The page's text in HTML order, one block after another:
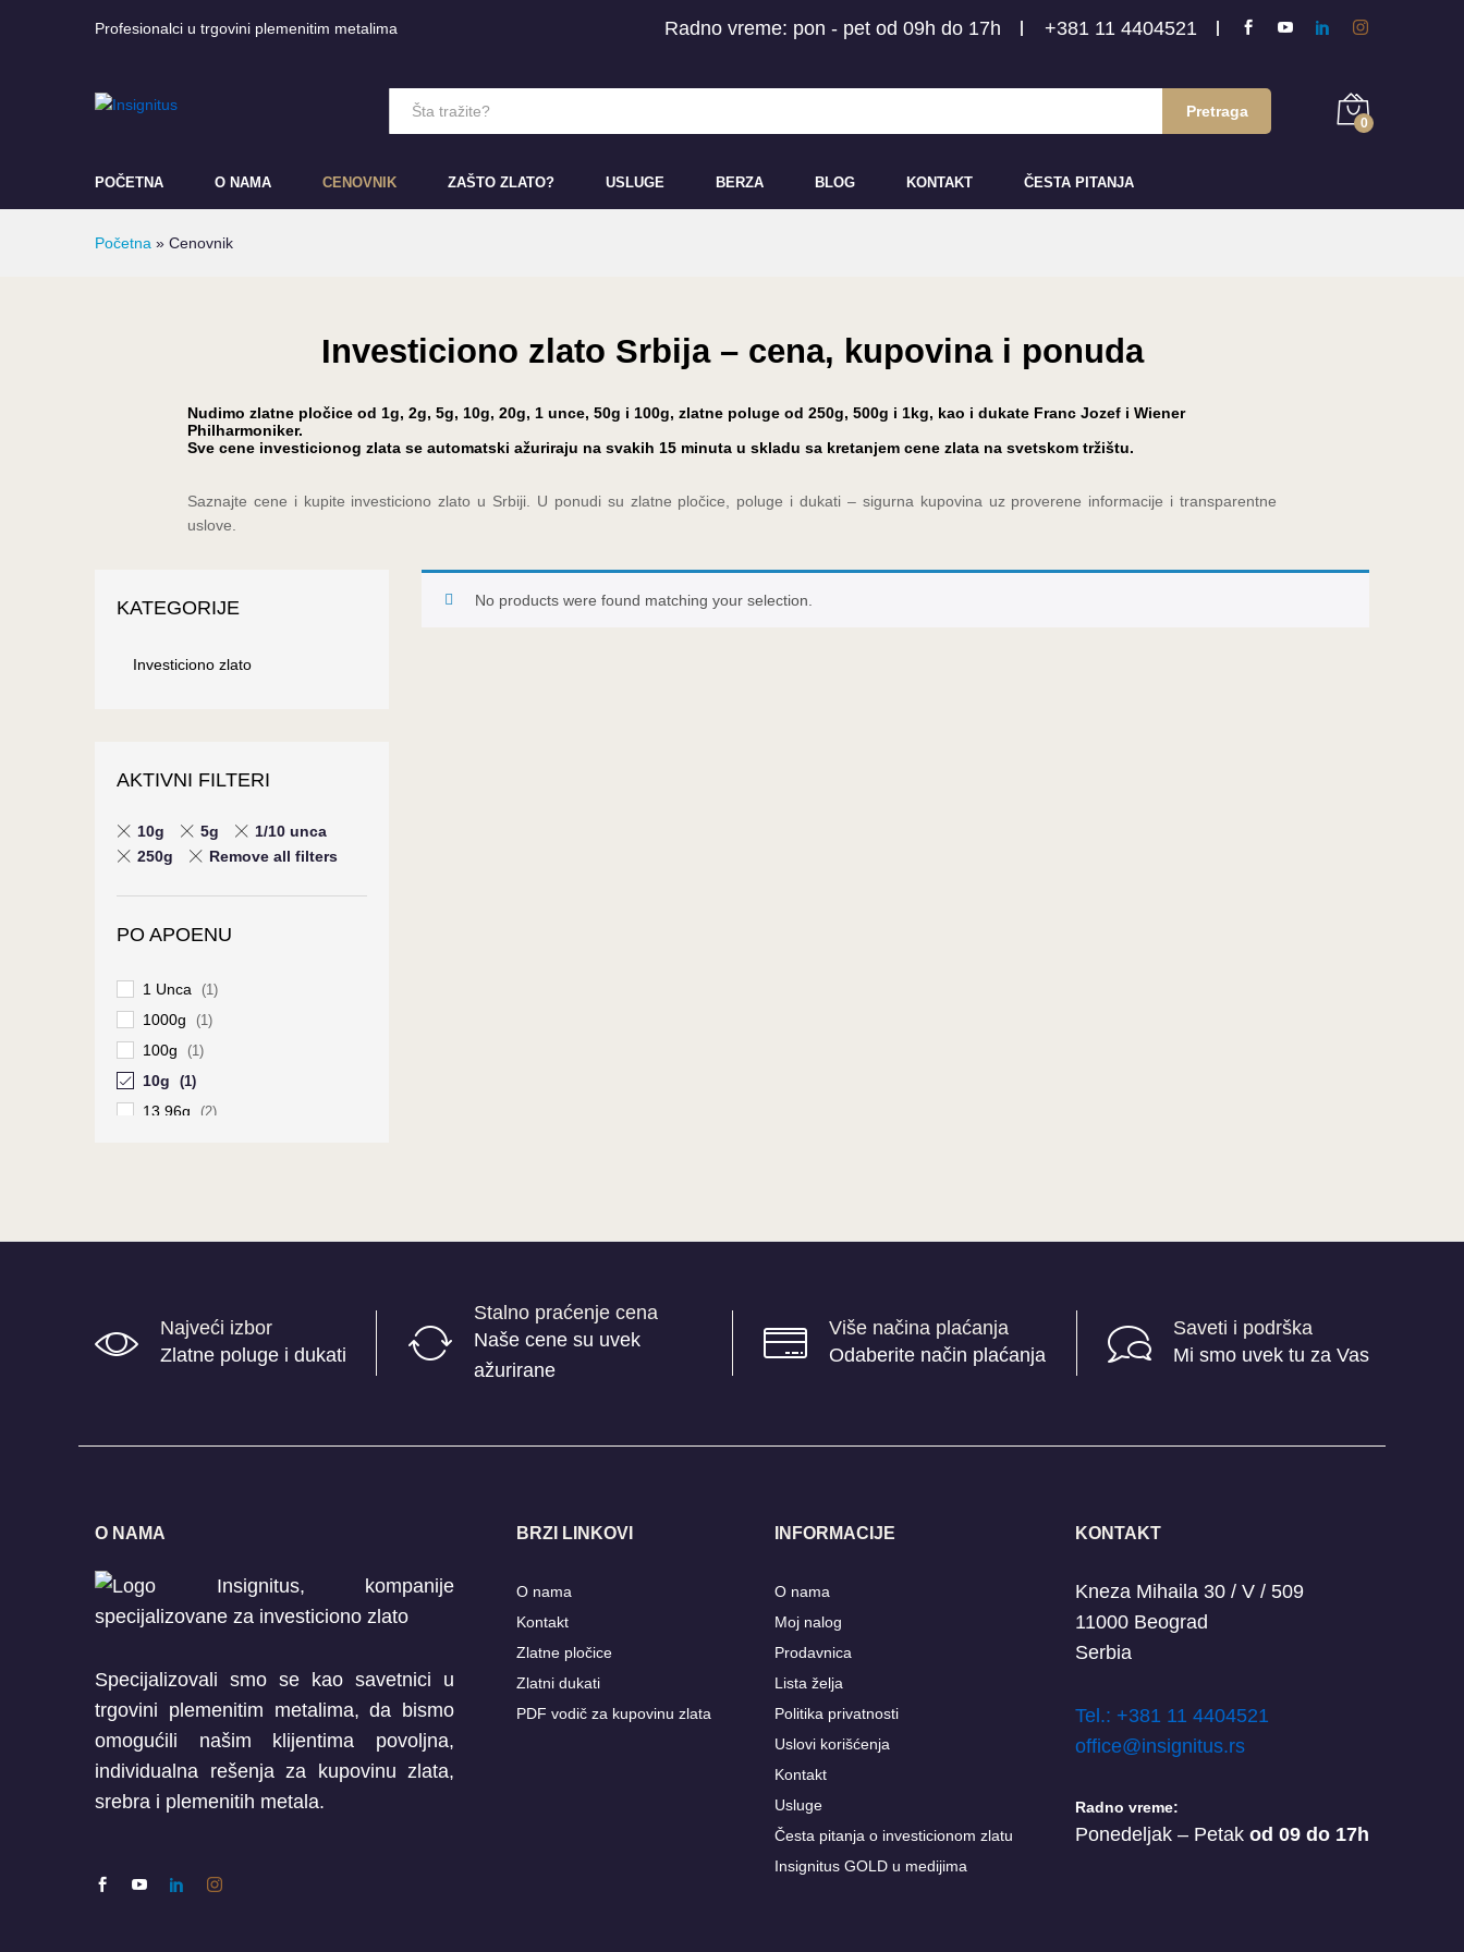
Profesionalci u trgovini plemenitim metalima Radno vreme: pon - pet od 09h do 17h +381 11 4404521
Pretraga
0
POČETNA O NAMA CENOVNIK ZAŠTO ZLATO? USLUGE BERZA BLOG KONTAKT ČESTA PITANJA
Početna » Cenovnik
Investiciono zlato Srbija – cena, kupovina i ponuda
Nudimo zlatne pločice od 1g, 2g, 5g, 10g, 20g, 1 unce, 50g i 100g, zlatne poluge od 250g, 500g i 1kg, kao i dukate Franc Jozef i Wiener
Philharmoniker.
Sve cene investicionog zlata se automatski ažuriraju na svakih 15 minuta u skladu sa kretanjem cene zlata na svetskom tržištu.
Saznajte cene i kupite investiciono zlato u Srbiji. U ponudi su zlatne pločice, poluge i dukati – sigurna kupovina uz proverene informacije i transparentne
uslove.
No products were found matching your selection.
KATEGORIJE
Investiciono zlato
AKTIVNI FILTERI
10g 5g
1/10 unca
250g
Remove all filters
PO APOENU
1 Unca (1)
1000g (1)
100g (1)
10g (1)
13.96g (2)
50g (1)
(1)
Najveći izbor
Zlatne poluge i dukati
Stalno praćenje cena
Naše cene su uvek
ažurirane
Više načina plaćanja
Odaberite način plaćanja
Saveti i podrška
Mi smo uvek tu za Vas
O NAMA
Specijalizovali smo se kao savetnici u
trgovini plemenitim metalima, da bismo
omogućili našim klijentima povoljna,
individualna rešenja za kupovinu zlata,
srebra i plemenitih metala.
BRZI LINKOVI
O nama
Kontakt
Zlatne pločice
Zlatni dukati
PDF vodič za kupovinu zlata
INFORMACIJE
O nama
Moj nalog
Prodavnica
Lista želja
Politika privatnosti
Uslovi korišćenja
Kontakt
Usluge
Česta pitanja o investicionom zlatu
Insignitus GOLD u medijima
KONTAKT
Kneza Mihaila 30 / V / 509
11000 Beograd
Serbia
Tel.: +381 11 4404521
office@insignitus.rs
Radno vreme:
Ponedeljak – Petak od 09 do 17h